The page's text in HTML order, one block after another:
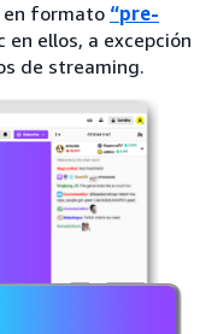
en formato “pre-
en ellos, a excepción
de streaming.